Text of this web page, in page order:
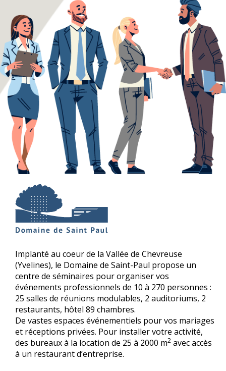
Implanté au coeur de la Vallée de Chevreuse
(Yvelines), le Domaine de Saint-Paul propose un
centre de séminaires pour organiser vos
événements professionnels de 10 à 270 personnes :
25 salles de réunions modulables, 2 auditoriums, 2
restaurants, hôtel 89 chambres.
De vastes espaces événementiels pour vos mariages
et réceptions privées. Pour installer votre activité,
des bureaux à la location de 25 à 2000 m2 avec accès
à un restaurant d’entreprise.